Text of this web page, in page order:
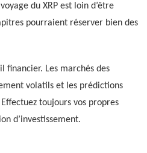
du XRP est loin d’être
pourraient réserver bien des
financier. Les marchés des
volatils et les prédictions
toujours vos propres
d’investissement.